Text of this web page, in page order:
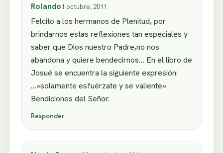
Rolando1 octubre, 2011
Felcito a los hermanos de Plenitud, por
brindarnos estas reflexiones tan especiales y
saber que Dios nuestro Padre,no nos
abandona y quiere bendecirnos… En el libro de
Josué se encuentra la siguiente expresión:
…»solamente esfuérzate y se valiente»
Bendiciones del Señor.
Responder